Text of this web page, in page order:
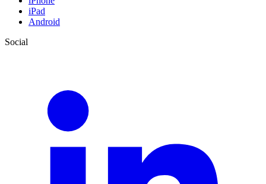
iPad
Android
Social